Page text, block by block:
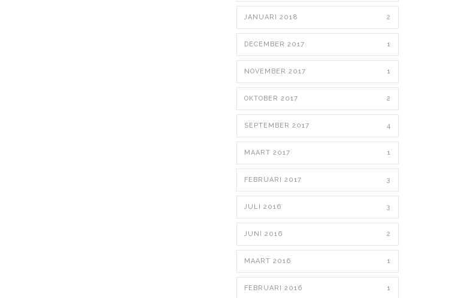
JANUARI 2018 2
DECEMBER 2017 1
NOVEMBER 2017 1
OKTOBER 2017 2
SEPTEMBER 2017 4
MAART 2017 1
FEBRUARI 2017 3
JULI 2016 3
JUNI 2016 2
MAART 2016 1
FEBRUARI 2016 1